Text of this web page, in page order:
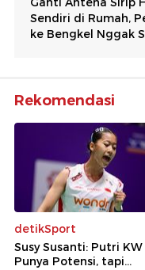
Rekomendasi
detikSport
Susy Susanti: Putri KW
Punya Potensi, tapi...